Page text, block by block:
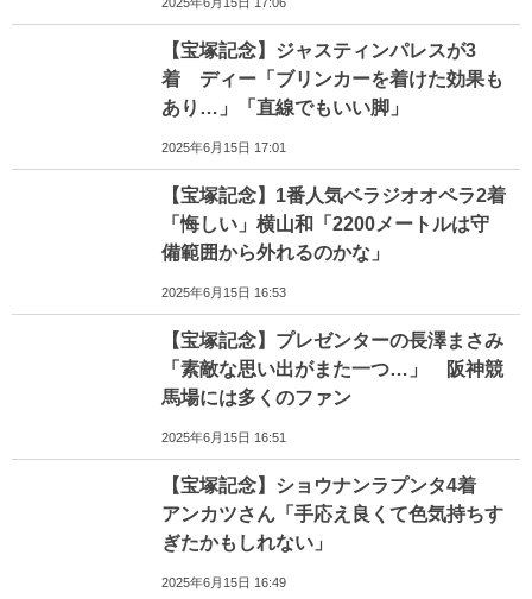
【宝塚記念】ジャスティンパレスが3
着 ディー「ブリンカーを着けた効果も
あり…」「直線でもいい脚」
2025年6月15日 17:01
【宝塚記念】1番人気ベラジオオペラ2着
「悔しい」横山和「2200メートルは守
備範囲から外れるのかな」
2025年6月15日 16:53
【宝塚記念】プレゼンターの長澤まさみ
「素敵な思い出がまた一つ…」 阪神競
馬場には多くのファン
2025年6月15日 16:51
【宝塚記念】ショウナンラプンタ4着
アンカツさん「手応え良くて色気持ちす
ぎたかもしれない」
2025年6月15日 16:49